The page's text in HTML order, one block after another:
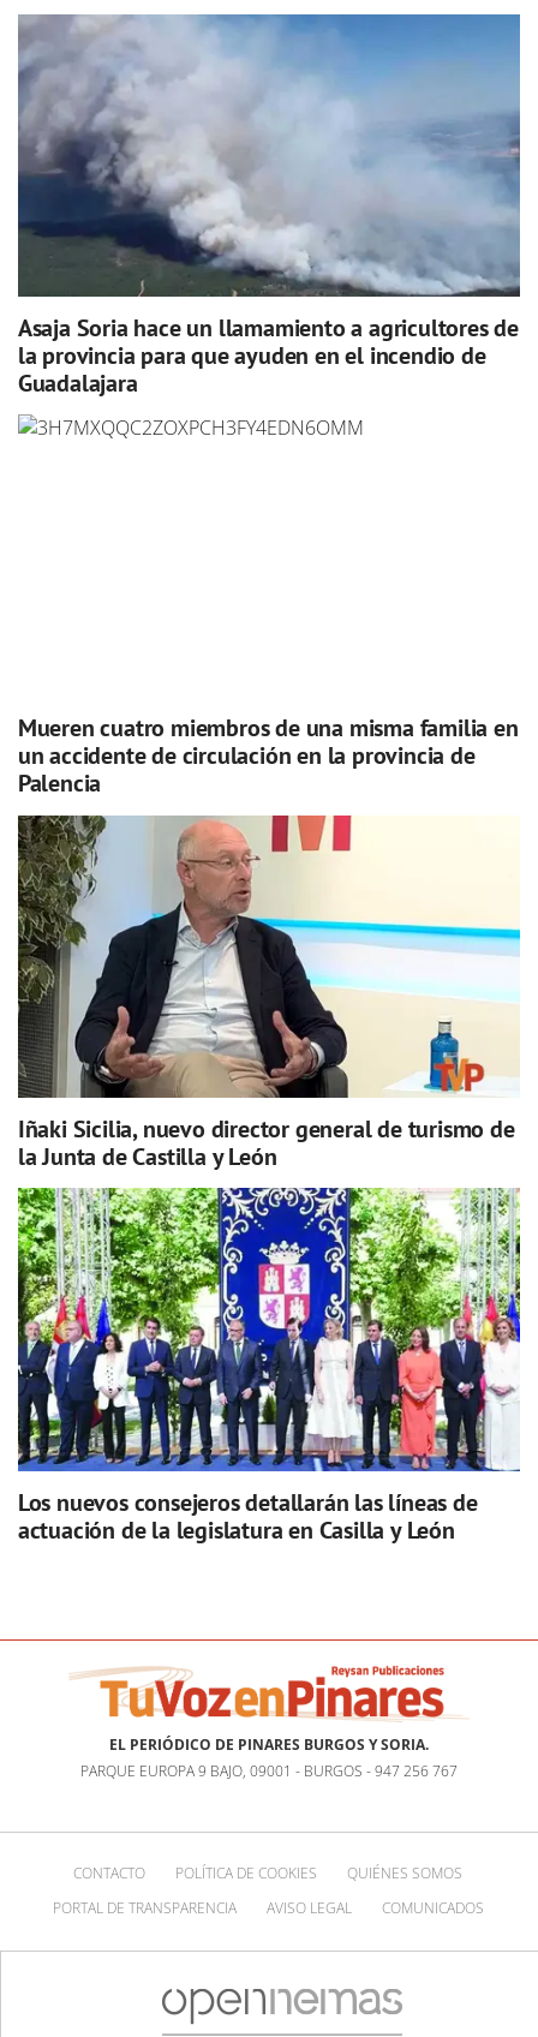
Asaja Soria hace un llamamiento a agricultores de
la provincia para que ayuden en el incendio de
Guadalajara
Mueren cuatro miembros de una misma familia en
un accidente de circulación en la provincia de
Palencia
Iñaki Sicilia, nuevo director general de turismo de
la Junta de Castilla y León
Los nuevos consejeros detallarán las líneas de
actuación de la legislatura en Casilla y León
EL PERIÓDICO DE PINARES BURGOS Y SORIA.
PARQUE EUROPA 9 BAJO, 09001 - BURGOS - 947 256 767
CONTACTO POLÍTICA DE COOKIES
QUIÉNES SOMOS
PORTAL DE TRANSPARENCIA
AVISO LEGAL COMUNICADOS